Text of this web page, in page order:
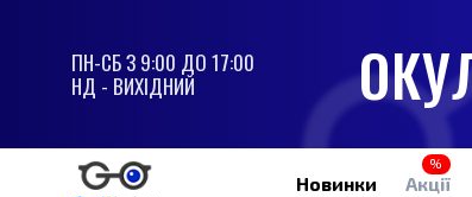
ПН-СБ З 9:00 ДО 17:00
НД - ВИХІДНИЙ
Новинки
%
Акції